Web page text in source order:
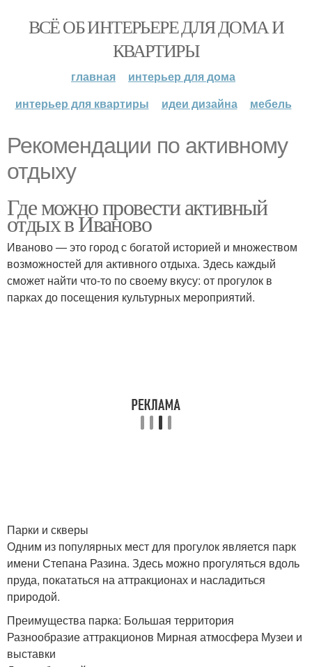
ВСЁ ОБ ИНТЕРЬЕРЕ ДЛЯ ДОМА И
КВАРТИРЫ
главная
интерьер для дома
интерьер для квартиры
идеи дизайна мебель
Рекомендации по активному
отдыху
Где можно провести активный
отдых в Иваново
Иваново — это город с богатой историей и множеством
возможностей для активного отдыха. Здесь каждый
сможет найти что-то по своему вкусу: от прогулок в
парках до посещения культурных мероприятий.
Парки и скверы
Одним из популярных мест для прогулок является парк
имени Степана Разина. Здесь можно прогуляться вдоль
пруда, покататься на аттракционах и насладиться
природой.
Преимущества парка: Большая территория
Разнообразие аттракционов Мирная атмосфера Музеи и
выставки